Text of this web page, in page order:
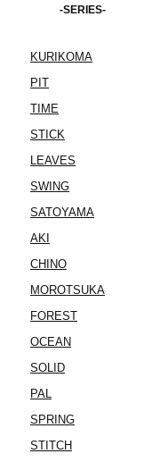
-SERIES-
KURIKOMA
PIT
TIME
STICK
LEAVES
SWING
SATOYAMA
AKI
CHINO
MOROTSUKA
FOREST
OCEAN
SOLID
PAL
SPRING
STITCH